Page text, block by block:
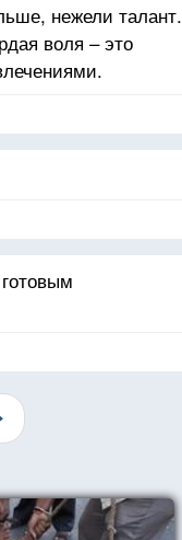
нежели талант.
воля – это